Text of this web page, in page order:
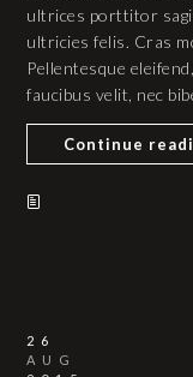
ultrices porttitor
ultricies felis. Cras
Pellentesque
faucibus velit, nec
Continue
26
AUG